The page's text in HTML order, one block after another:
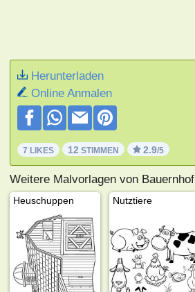
Herunterladen
Online Anmalen
7 LIKES 12 STIMMEN 2.9/5
Weitere Malvorlagen von Bauernhof
Heuschuppen Nutztiere